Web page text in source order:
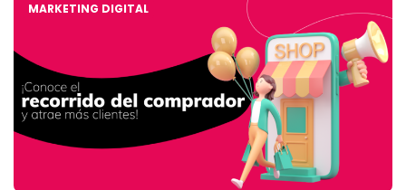
MARKETING DIGITAL